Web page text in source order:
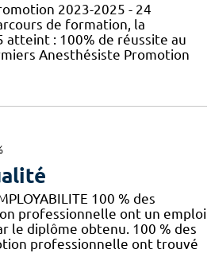
2023-2025 - 24
de formation, la
atteint : 100% de réussite au
Anesthésiste Promotion
100 % des
professionnelle ont un emploi
le diplôme obtenu. 100 % des
professionnelle ont trouvé